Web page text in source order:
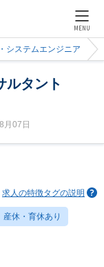
MENU
システムエンジニア
ルタント
07日
求人の特徴タグの説明
産休・育休あり